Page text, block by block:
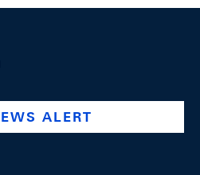
company/swiss-national-
@swissnationalbank
ALERT